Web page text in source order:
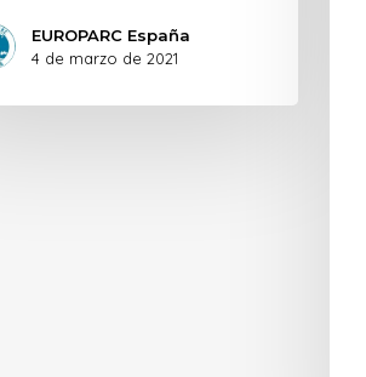
EUROPARC España
4 de marzo de 2021